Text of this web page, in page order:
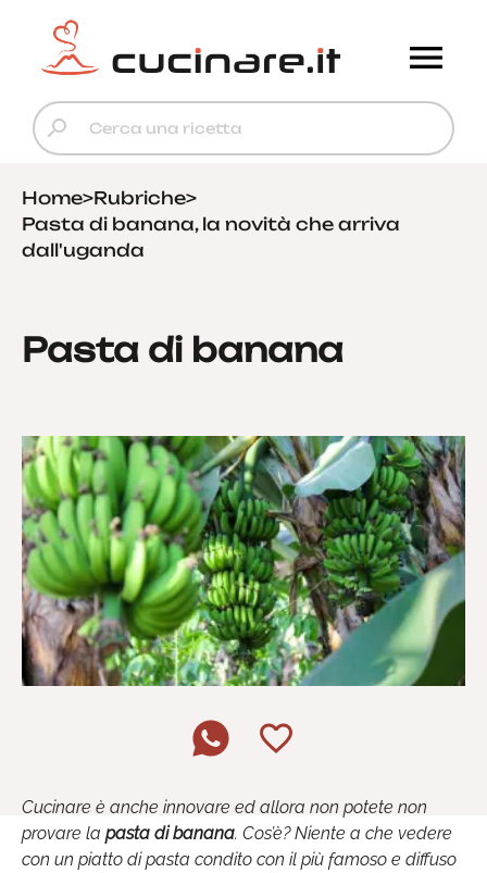
Home>Rubriche>
Pasta di banana, la novità che arriva
dall'uganda
Pasta di banana
Cucinare è anche innovare ed allora non potete non
provare la pasta di banana. Cos’è? Niente a che vedere
con un piatto di pasta condito con il più famoso e diffuso